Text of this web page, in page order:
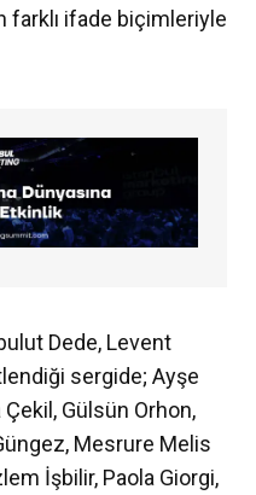
farklı ifade biçimleriyle
Dede, Levent
sergide; Ayşe
Gülsün Orhon,
Mesrure Melis
İşbilir, Paola Giorgi,